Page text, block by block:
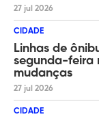
27 jul 2026
CIDADE
Linhas de
segunda-feira
mudanças
27 jul 2026
CIDADE